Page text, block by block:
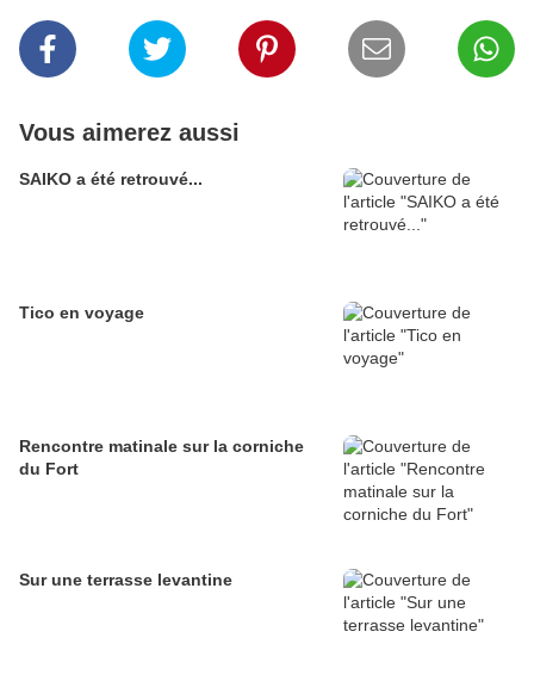
Vous aimerez aussi
SAIKO a été retrouvé...
Tico en voyage
Rencontre matinale sur la corniche
du Fort
Sur une terrasse levantine